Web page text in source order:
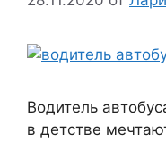
Водитель
в детстве